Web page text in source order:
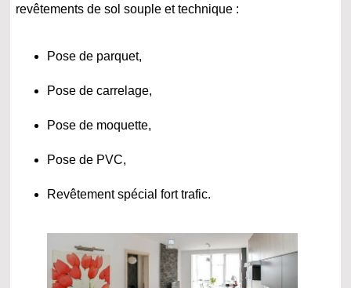
revêtements de sol souple et technique :
Pose de parquet,
Pose de carrelage,
Pose de moquette,
Pose de PVC,
Revêtement spécial fort trafic.